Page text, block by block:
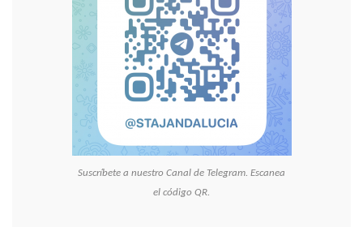
Suscríbete a nuestro Canal de Telegram. Escanea
el código QR.